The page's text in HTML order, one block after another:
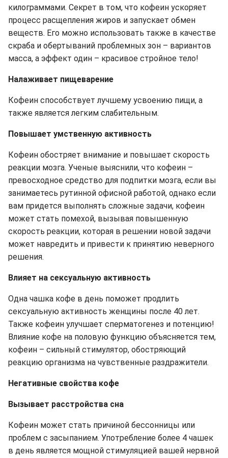
килограммами. Секрет в том, что кофеин ускоряет
процесс расщепления жиров и запускает обмен
веществ. Его можно использовать также в качестве
скраба и обертываний проблемных зон – вариантов
масса, а эффект один – красивое стройное тело!
Налаживает пищеварение
Кофеин способствует лучшему усвоению пищи, а
также является легким слабительным.
Повышает умственную активность
Кофеин обостряет внимание и повышает скорость
реакции мозга. Ученые выяснили, что кофеин –
превосходное средство для подпитки мозга, если вы
занимаетесь рутинной офисной работой, однако если
вам придется выполнять сложные задачи, кофеин
может стать помехой, вызывая повышенную
скорость реакции, которая в решении новой задачи
может навредить и привести к принятию неверного
решения.
Влияет на сексуальную активность
Одна чашка кофе в день поможет продлить
сексуальную активность женщины после 40 лет.
Также кофеин улучшает сперматогенез и потенцию!
Влияние кофе на половую функцию объясняется тем,
кофеин – сильный стимулятор, обостряющий
реакцию организма на чувственные раздражители.
Негативные свойства кофе
Вызывает расстройства сна
Кофеин может стать причиной бессонницы или
проблем с засыпанием. Употребление более 4 чашек
в день является мощной стимуляцией вашей нервной